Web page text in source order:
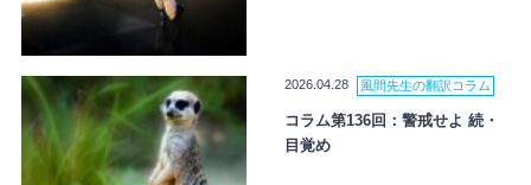
2026.04.28 風間先生の翻訳コラム
コラム第136回：警戒せよ 続・
目覚め